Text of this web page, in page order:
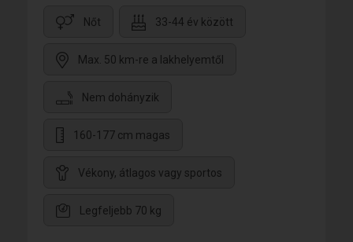
Nőt 33-44 év között
Max. 50 km-re a lakhelyemtől
Nem dohányzik
160-177 cm magas
Vékony, átlagos vagy sportos
Legfeljebb 70 kg